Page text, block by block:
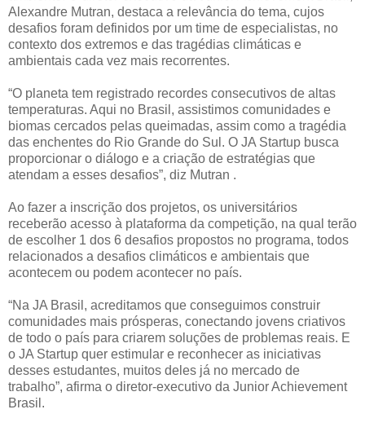
Alexandre Mutran, destaca a relevância do tema, cujos
desafios foram definidos por um time de especialistas, no
contexto dos extremos e das tragédias climáticas e
ambientais cada vez mais recorrentes.
“O planeta tem registrado recordes consecutivos de altas
temperaturas. Aqui no Brasil, assistimos comunidades e
biomas cercados pelas queimadas, assim como a tragédia
das enchentes do Rio Grande do Sul. O JA Startup busca
proporcionar o diálogo e a criação de estratégias que
atendam a esses desafios”, diz Mutran .
Ao fazer a inscrição dos projetos, os universitários
receberão acesso à plataforma da competição, na qual terão
de escolher 1 dos 6 desafios propostos no programa, todos
relacionados a desafios climáticos e ambientais que
acontecem ou podem acontecer no país.
“Na JA Brasil, acreditamos que conseguimos construir
comunidades mais prósperas, conectando jovens criativos
de todo o país para criarem soluções de problemas reais. E
o JA Startup quer estimular e reconhecer as iniciativas
desses estudantes, muitos deles já no mercado de
trabalho”, afirma o diretor-executivo da Junior Achievement
Brasil.